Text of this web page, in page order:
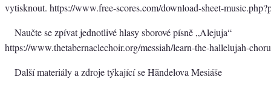
vytisknout. https://www.free-scores.com/download-sheet-
Naučte se zpívat jednotlivé hlasy sborové písně „Alejuja“
https://www.thetabernaclechoir.org/messiah/learn-the-hallelujah-
Další materiály a zdroje týkající se Händelova Mesiáše